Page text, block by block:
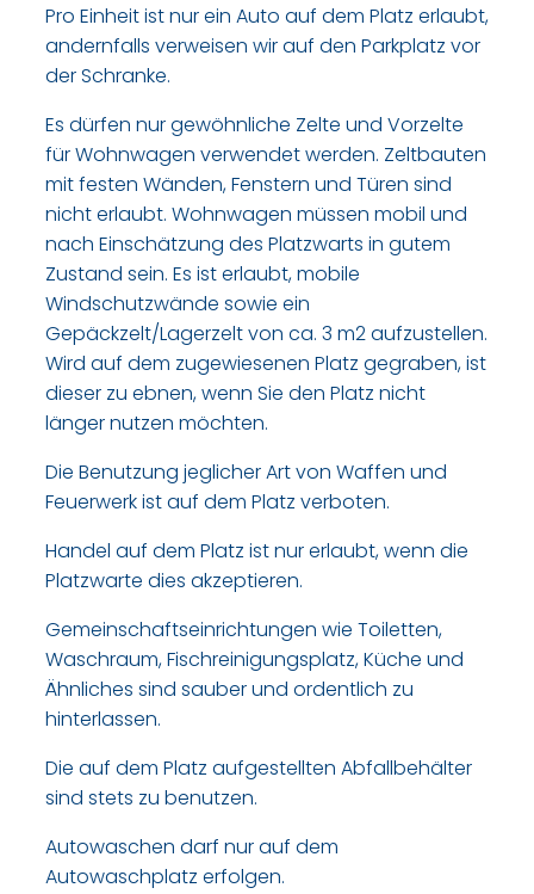
Pro Einheit ist nur ein Auto auf dem Platz erlaubt,
andernfalls verweisen wir auf den Parkplatz vor
der Schranke.
Es dürfen nur gewöhnliche Zelte und Vorzelte
für Wohnwagen verwendet werden. Zeltbauten
mit festen Wänden, Fenstern und Türen sind
nicht erlaubt. Wohnwagen müssen mobil und
nach Einschätzung des Platzwarts in gutem
Zustand sein. Es ist erlaubt, mobile
Windschutzwände sowie ein
Gepäckzelt/Lagerzelt von ca. 3 m2 aufzustellen.
Wird auf dem zugewiesenen Platz gegraben, ist
dieser zu ebnen, wenn Sie den Platz nicht
länger nutzen möchten.
Die Benutzung jeglicher Art von Waffen und
Feuerwerk ist auf dem Platz verboten.
Handel auf dem Platz ist nur erlaubt, wenn die
Platzwarte dies akzeptieren.
Gemeinschaftseinrichtungen wie Toiletten,
Waschraum, Fischreinigungsplatz, Küche und
Ähnliches sind sauber und ordentlich zu
hinterlassen.
Die auf dem Platz aufgestellten Abfallbehälter
sind stets zu benutzen.
Autowaschen darf nur auf dem
Autowaschplatz erfolgen.